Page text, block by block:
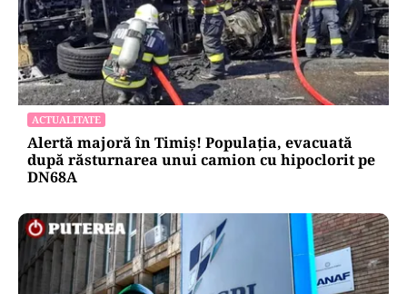
ACTUALITATE
Alertă majoră în Timiș! Populația, evacuată
după răsturnarea unui camion cu hipoclorit pe
DN68A